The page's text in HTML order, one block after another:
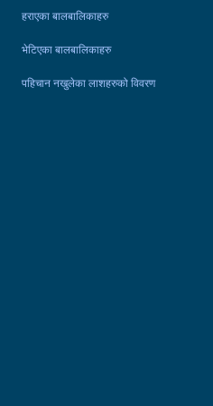
हराएका बालबालिकाहरु
भेटिएका बालबालिकाहरु
पहिचान नखुलेका लाशहरुको विवरण